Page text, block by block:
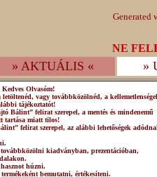
Generated
NE
» AKTUÁLIS « »
Kedves Olvasóm!
vagy továbbközölnéd, a
tájékoztatót!
Bálint” felirat szerepel, a mentés és mindenemű
tartása miatt tilos!
felirat szerepel, az alábbi lehetőségek
továbbközölni kiadványban, prezentációban,
húzni.
bemutatni, értékesíteni.